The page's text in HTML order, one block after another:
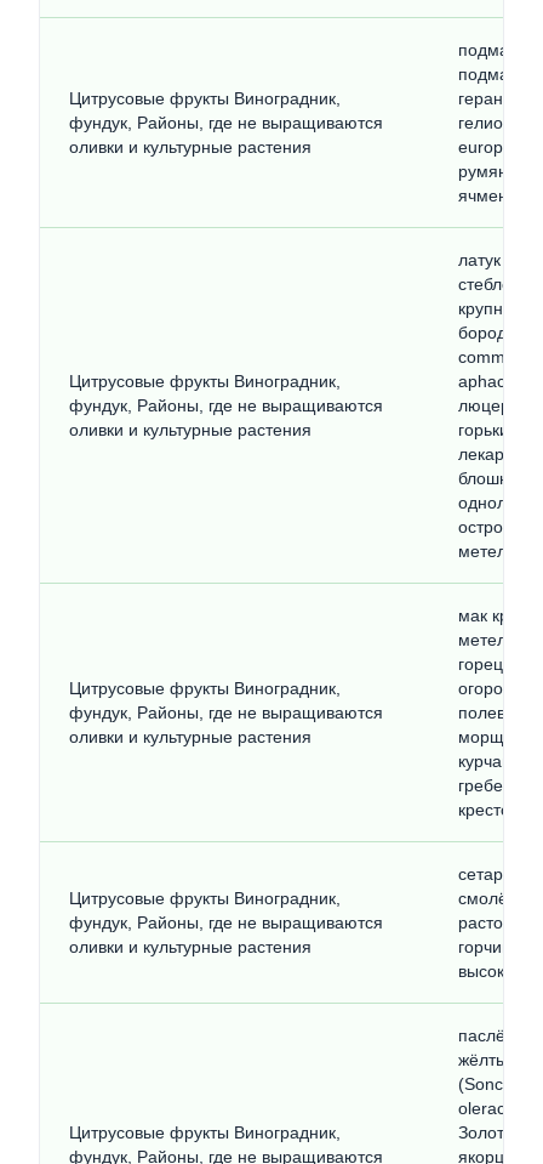
Цитрусовые фрукты Виноградник,
фундук, Районы, где не выращиваются
оливки и культурные растения
герань
ячмень
Цитрусовые фрукты Виноградник,
фундук, Районы, где не выращиваются
оливки и культурные растения
латук
aphaca)
люцерна
горький
блошница
Цитрусовые фрукты Виноградник,
фундук, Районы, где не выращиваются
оливки и культурные растения
мак
горец
курчавый
Цитрусовые фрукты Виноградник,
фундук, Районы, где не выращиваются
оливки и культурные растения
сетария
смолёвка
горчица
высокий
Цитрусовые фрукты Виноградник,
фундук, Районы, где не выращиваются
паслён
жёлтый
(Sonchus
якорцы